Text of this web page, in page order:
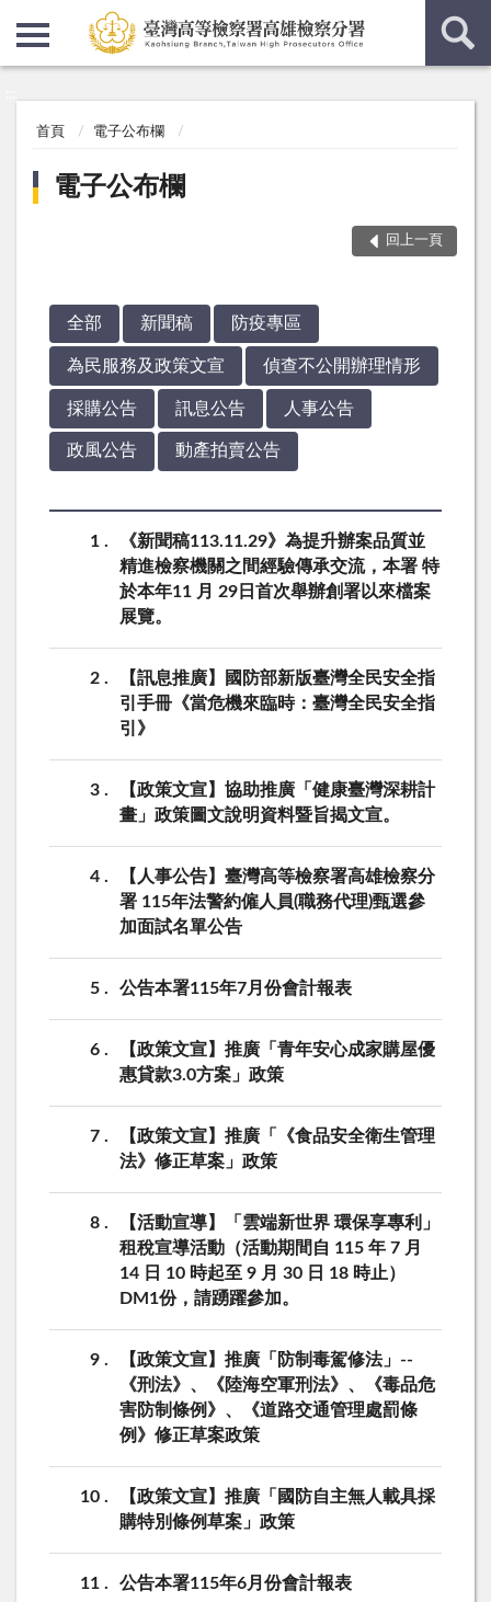
首頁 電子公布欄
電子公布欄
回上一頁
全部 新聞稿 防疫專區
為民服務及政策文宣 偵查不公開辦理情形
採購公告 訊息公告 人事公告
政風公告 動產拍賣公告
1
《新聞稿113.11.29》為提升辦案品質並
精進檢察機關之間經驗傳承交流，本署 特
於本年11 月 29日首次舉辦創署以來檔案
展覽。
2
【訊息推廣】國防部新版臺灣全民安全指
引手冊《當危機來臨時：臺灣全民安全指
引》
3
【政策文宣】協助推廣「健康臺灣深耕計
畫」政策圖文說明資料暨旨揭文宣。
4
【人事公告】臺灣高等檢察署高雄檢察分
署 115年法警約僱人員(職務代理)甄選參
加面試名單公告
5 公告本署115年7月份會計報表
6
【政策文宣】推廣「青年安心成家購屋優
惠貸款3.0方案」政策
7
【政策文宣】推廣「《食品安全衛生管理
法》修正草案」政策
8
【活動宣導】「雲端新世界 環保享專利」
租稅宣導活動（活動期間自 115 年 7 月
14 日 10 時起至 9 月 30 日 18 時止）
DM1份，請踴躍參加。
9
【政策文宣】推廣「防制毒駕修法」--
《刑法》、《陸海空軍刑法》、《毒品危
害防制條例》、《道路交通管理處罰條
例》修正草案政策
10
【政策文宣】推廣「國防自主無人載具採
購特別條例草案」政策
11 公告本署115年6月份會計報表